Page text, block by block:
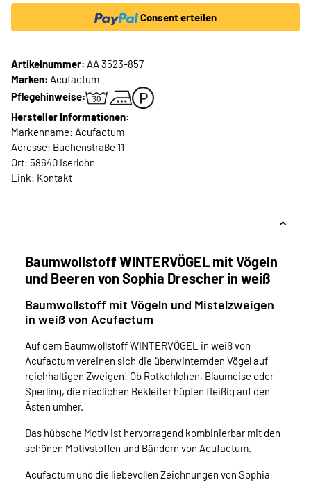
Consent erteilen
Artikelnummer: AA 3523-857
Marken: Acufactum
Pflegehinweise:
Hersteller Informationen:
Markenname: Acufactum
Adresse: Buchenstraße 11
Ort: 58640 Iserlohn
Link: Kontakt
Baumwollstoff WINTERVÖGEL mit Vögeln
und Beeren von Sophia Drescher in weiß
Baumwollstoff mit Vögeln und Mistelzweigen
in weiß von Acufactum
Auf dem Baumwollstoff WINTERVÖGEL in weiß von
Acufactum vereinen sich die überwinternden Vögel auf
reichhaltigen Zweigen! Ob Rotkehlchen, Blaumeise oder
Sperling, die niedlichen Bekleiter hüpfen fleißig auf den
Ästen umher.
Das hübsche Motiv ist hervorragend kombinierbar mit den
schönen Motivstoffen und Bändern von Acufactum.
Acufactum und die liebevollen Zeichnungen von Sophia